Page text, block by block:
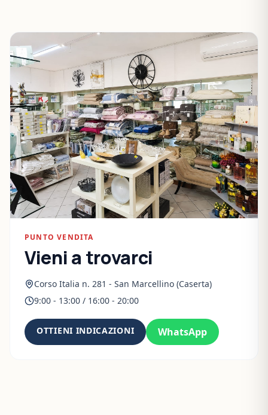
PUNTO VENDITA
Vieni a trovarci
Corso Italia n. 281 - San Marcellino (Caserta)
9:00 - 13:00 / 16:00 - 20:00
OTTIENI INDICAZIONI WhatsApp